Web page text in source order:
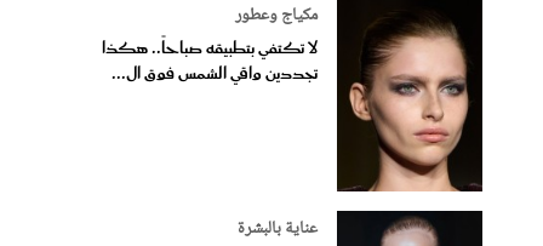
مكياج وعطور
لا تكتفي بتطبيقه صباحاً.. هكذا
تجددين واقي الشمس فوق ال...
عناية بالبشرة